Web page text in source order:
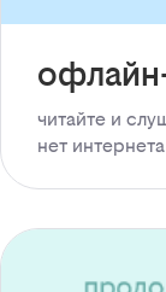
читайте и
нет интернета